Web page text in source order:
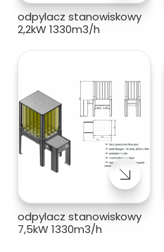
odpylacz stanowiskowy
2,2kW 1330m3/h
odpylacz stanowiskowy
7,5kW 1330m3/h